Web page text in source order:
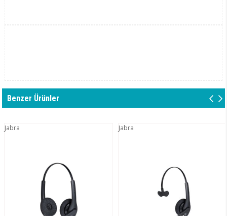
Benzer Ürünler
Jabra Jabra